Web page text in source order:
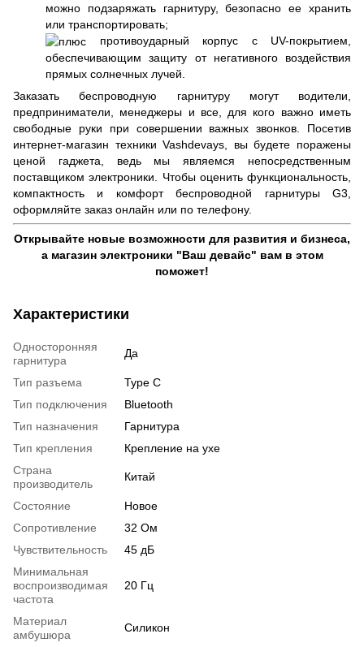
можно подзаряжать гарнитуру, безопасно ее хранить
или транспортировать;
противоударный корпус с UV-покрытием,
обеспечивающим защиту от негативного воздействия
прямых солнечных лучей.
Заказать беспроводную гарнитуру могут водители,
предприниматели, менеджеры и все, для кого важно иметь
свободные руки при совершении важных звонков. Посетив
интернет-магазин техники Vashdevays, вы будете поражены
ценой гаджета, ведь мы являемся непосредственным
поставщиком электроники. Чтобы оценить функциональность,
компактность и комфорт беспроводной гарнитуры G3,
оформляйте заказ онлайн или по телефону.
Открывайте новые возможности для развития и бизнеса,
а магазин электроники "Ваш девайс" вам в этом
поможет!
Характеристики
Односторонняя
гарнитура
Да
Тип разъема
Type C
Тип подключения
Bluetooth
Тип назначения
Гарнитура
Тип крепления
Крепление на ухе
Страна
производитель
Китай
Состояние
Новое
Сопротивление
32 Ом
Чувствительность
45 дБ
Минимальная
воспроизводимая
частота
20 Гц
Материал
амбушюра
Силикон